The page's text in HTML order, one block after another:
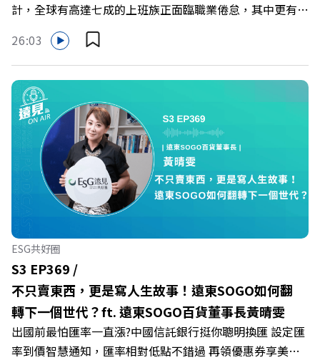
計，全球有高達七成的上班族正面臨職業倦怠，其中更有三
成默默承受著「沉默的倦怠」。當主管的期待、同儕的競爭
與承上啟下的壓力成為日常，身在職場的我們該如何停止無
止境的自我懷疑，在人際風暴中找回安頓內心的力量？ 本
集《遠見ON AIR》邀請新書《透視職場冰山》作者、薩提
爾模式溝通引導師李崇義與謝佳芸，教你如何看穿職場底層
的應對姿態，以及在緊湊的職場節奏中，修煉安頓心法！
🔺你的自我價值，難道只能由考績和主管來決定？ 🔺你或
你的同事，正在用哪種「不一致」的姿態應對壓力？ 🔺如
何在中高壓的「三明治主管」困境中全身而退？ 主持人／
遠見雜誌總編輯 林讓均 與談人／薩提爾模式溝通引導師、
作者 李崇義、謝佳芸 +++++ 🫧清除腦袋的盲點，也順手理
清生活的雜亂。 點開看質感養成術>>
https://gvmkt.pse.is/9al3px ✨關注《遠見》更多的社群：
LINE：https://reurl.cc/A4ELQp IG：
https://bit.ly/3AjBWNV YT：https://bit.ly/38jNi9k
Powered by Firstory Hosting
26:03
ESG共好圈
S3 EP369 /
不只賣東西，更是寫人生故事！遠東SOGO如何翻
轉下一個世代？ft. 遠東SOGO百貨董事長黃晴雯
出國前最怕匯率一直漲?中國信託銀行挺你聰明換匯 設定匯
率到價智慧通知，匯率相對低點不錯過 再領優惠券享美金